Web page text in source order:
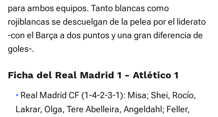
para ambos equipos. Tanto blancas como
rojiblancas se descuelgan de la pelea por el liderato
-con el Barça a dos puntos y una gran diferencia de
goles-.
Ficha del Real Madrid 1 - Atlético 1
Real Madrid CF (1-4-2-3-1): Misa; Shei, Rocío,
Lakrar, Olga, Tere Abelleira, Angeldahl; Feller,